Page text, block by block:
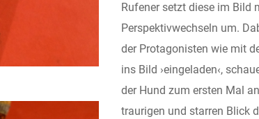
Rufener setzt diese im Bild
Perspektivwechseln um.
der Protagonisten wie mit
ins Bild ›eingeladen‹,
der Hund zum ersten Mal
traurigen und starren Blick